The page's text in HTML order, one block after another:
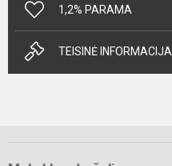
1,2% PARAMA
TEISINĖ INFORMACIJA